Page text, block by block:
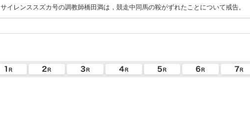
サイレンススズカ号の調教師橋田満は，競走中同馬の鞍がずれたことについて戒告。